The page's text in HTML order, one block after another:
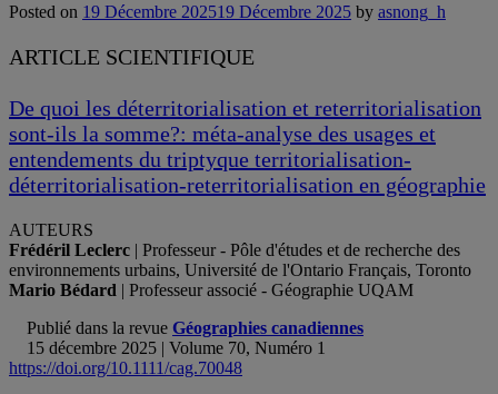
Posted on 19 Décembre 202519 Décembre 2025 by asnong_h
ARTICLE SCIENTIFIQUE
De quoi les déterritorialisation et reterritorialisation
sont-ils la somme?: méta-analyse des usages et
entendements du triptyque territorialisation-
déterritorialisation-reterritorialisation en géographie
AUTEURS
Frédéril Leclerc | Professeur - Pôle d'études et de recherche des
environnements urbains, Université de l'Ontario Français, Toronto
Mario Bédard | Professeur associé - Géographie UQAM
Publié dans la revue Géographies canadiennes
15 décembre 2025 | Volume 70, Numéro 1
https://doi.org/10.1111/cag.70048